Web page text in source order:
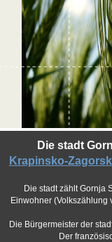
Die stadt
Krapinsko-
Die stadt zählt Gornja
Einwohner (Volkszählung
Die Bürgermeister der
Der